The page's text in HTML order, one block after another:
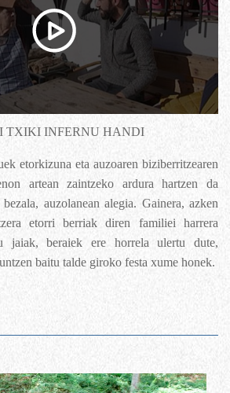
TXIKI INFERNU HANDI
etorkizuna eta auzoaren biziberritzearen
artean zaintzeko ardura hartzen da
auzolanean alegia. Gainera, azken
etorri berriak diren familiei harrera
jaiak, beraiek ere horrela ulertu dute,
baitu talde giroko festa xume honek.